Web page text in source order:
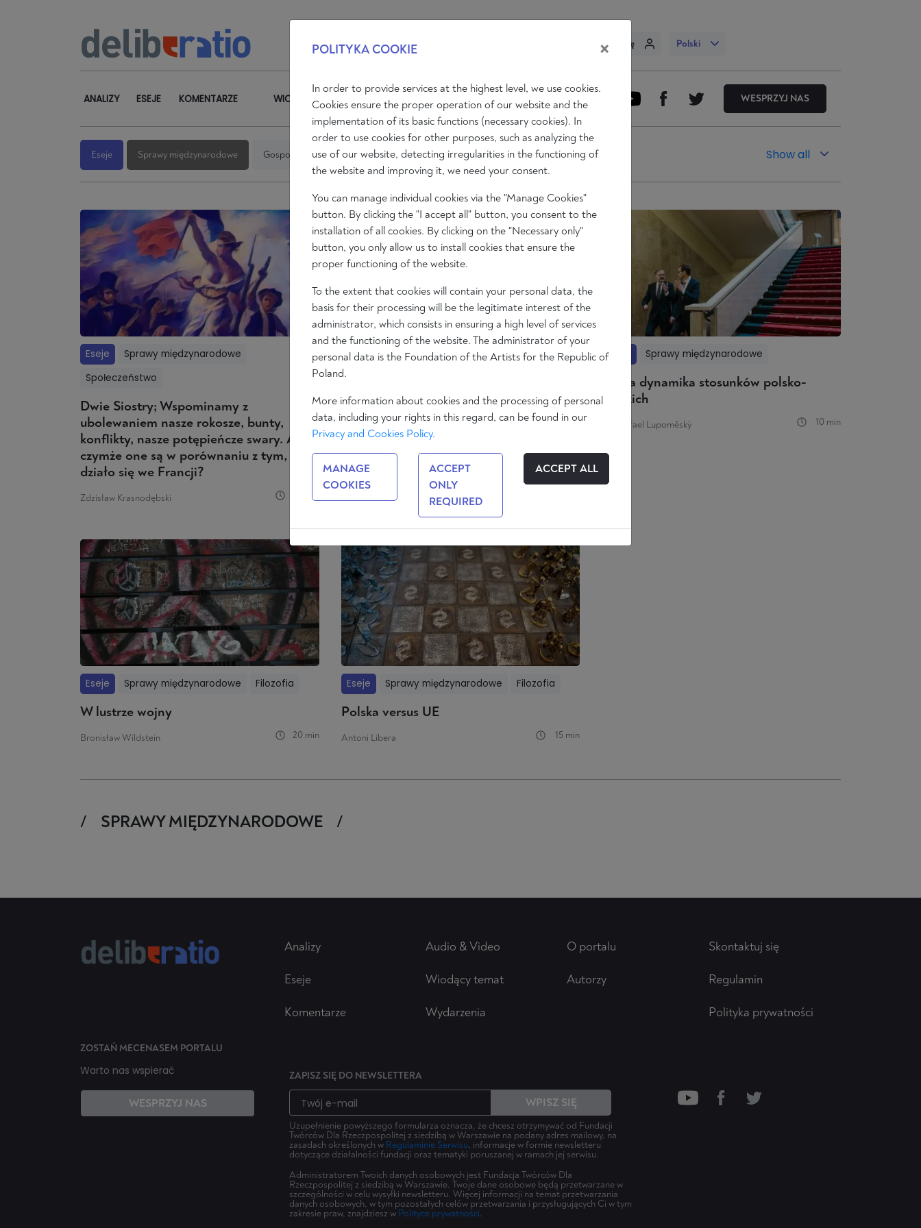
Zaloguj się Polski
ANALIZY ESEJE KOMENTARZE WIODĄCY TEMAT AUDIO & VIDEO WYDARZENIA O PORTALU WESPRZYJ NAS
Eseje Sprawy międzynarodowe Gospodarka Filozofia Sztuka Literatura Społeczeństwo Show all
Eseje
Sprawy międzynarodowe
Społeczeństwo
Dwie Siostry; Wspominamy z
ubolewaniem nasze rokosze, bunty,
konflikty, nasze potępieńcze swary. Ale
czymże one są w porównaniu z tym, co
działo się we Francji?
Zdzisław Krasnodębski
Eseje Sprawy międzynarodowe
Afera, która wstrząsnęła Brandtowską
polityką wschodnią
Wojciech Osiński 6 min
Eseje Sprawy międzynarodowe
Nowa dynamika stosunków polsko-
czeskich
Jan Rafael Lupoměský 10 min
Eseje Sprawy międzynarodowe Filozofia
W lustrze wojny
Bronisław Wildstein 20 min
Eseje Sprawy międzynarodowe Filozofia
Polska versus UE
Antoni Libera 15 min
SPRAWY MIĘDZYNARODOWE
Analizy
Eseje
Komentarze
Audio & Video
Wiodący temat
Wydarzenia
O portalu
Autorzy
Skontaktuj się
Regulamin
Polityka prywatności
ZOSTAŃ MECENASEM PORTALU
Warto nas wspierać
WESPRZYJ NAS
ZAPISZ SIĘ DO NEWSLETTERA
WPISZ SIĘ
Uzupełnienie powyższego formularza oznacza, że chcesz otrzymywać od Fundacji
Twórców Dla Rzeczpospolitej z siedzibą w Warszawie na podany adres mailowy, na
zasadach określonych w Regulaminie Serwisu, informacje w formie newsletteru
dotyczące działalności fundacji oraz tematyki poruszanej w ramach jej serwisu.
Administratorem Twoich danych osobowych jest Fundacja Twórców Dla
Rzeczpospolitej z siedzibą w Warszawie. Twoje dane osobowe będą przetwarzane w
szczególności w celu wysyłki newsletteru. Więcej informacji na temat przetwarzania
danych osobowych, w tym pozostałych celów przetwarzania i przysługujących Ci w tym
zakresie praw, znajdziesz w Polityce prywatności.
POLITYKA COOKIE ×
In order to provide services at the highest level, we use cookies.
Cookies ensure the proper operation of our website and the
implementation of its basic functions (necessary cookies). In
order to use cookies for other purposes, such as analyzing the
use of our website, detecting irregularities in the functioning of
the website and improving it, we need your consent.
You can manage individual cookies via the "Manage Cookies"
button. By clicking the "I accept all" button, you consent to the
installation of all cookies. By clicking on the "Necessary only"
button, you only allow us to install cookies that ensure the
proper functioning of the website.
To the extent that cookies will contain your personal data, the
basis for their processing will be the legitimate interest of the
administrator, which consists in ensuring a high level of services
and the functioning of the website. The administrator of your
personal data is the Foundation of the Artists for the Republic of
Poland.
More information about cookies and the processing of personal
data, including your rights in this regard, can be found in our
Privacy and Cookies Policy.
MANAGE
COOKIES
ACCEPT
ONLY
REQUIRED
ACCEPT ALL